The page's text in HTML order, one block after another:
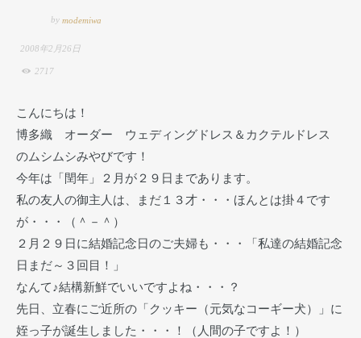
by modemiwa
2008年2月26日
2717
こんにちは！
博多織 オーダー ウェディングドレス＆カクテルドレス
のムシムシみやびです！
今年は「閏年」２月が２９日まであります。
私の友人の御主人は、まだ１３才・・・ほんとは掛４です
が・・・（＾－＾）
２月２９日に結婚記念日のご夫婦も・・・「私達の結婚記念
日まだ～３回目！」
なんて♪結構新鮮でいいですよね・・・？
先日、立春にご近所の「クッキー（元気なコーギー犬）」に
姪っ子が誕生しました・・・！（人間の子ですよ！）